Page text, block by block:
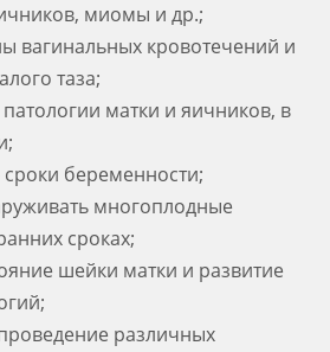
миомы и др.;
вагинальных кровотечений и
таза;
патологии матки и яичников, в
беременности;
многоплодные
сроках;
шейки матки и развитие
различных